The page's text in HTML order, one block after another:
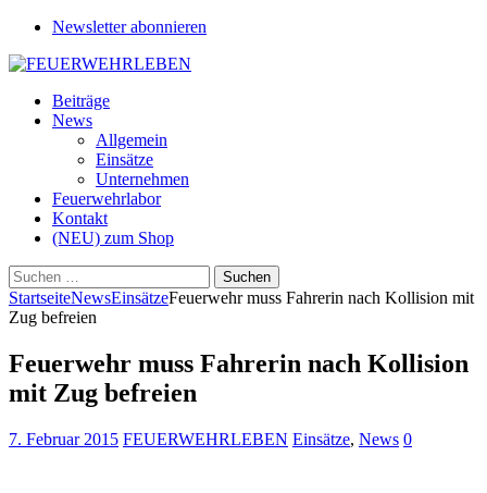
Newsletter abonnieren
Beiträge
News
Allgemein
Einsätze
Unternehmen
Feuerwehrlabor
Kontakt
(NEU) zum Shop
Suchen
nach:
StartseiteNewsEinsätzeFeuerwehr muss Fahrerin nach Kollision mit
Zug befreien
Feuerwehr muss Fahrerin nach Kollision
mit Zug befreien
7. Februar 2015 FEUERWEHRLEBEN Einsätze, News 0